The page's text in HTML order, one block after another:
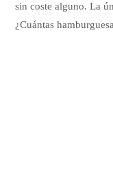
sin coste alguno. La
¿Cuántas